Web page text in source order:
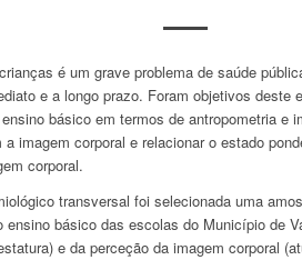
é um grave problema de saúde
e a longo prazo. Foram objetivos deste
básico em termos de antropometria e
imagem corporal e relacionar o estado
corporal.
transversal foi selecionada uma
ensino básico das escolas do Município de
e da perceção da imagem corporal